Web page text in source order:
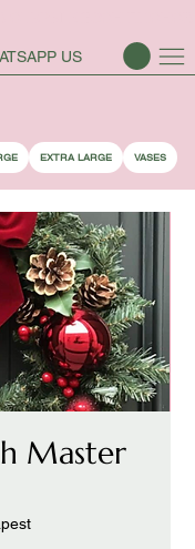
US
EXTRA LARGE VASES
Master